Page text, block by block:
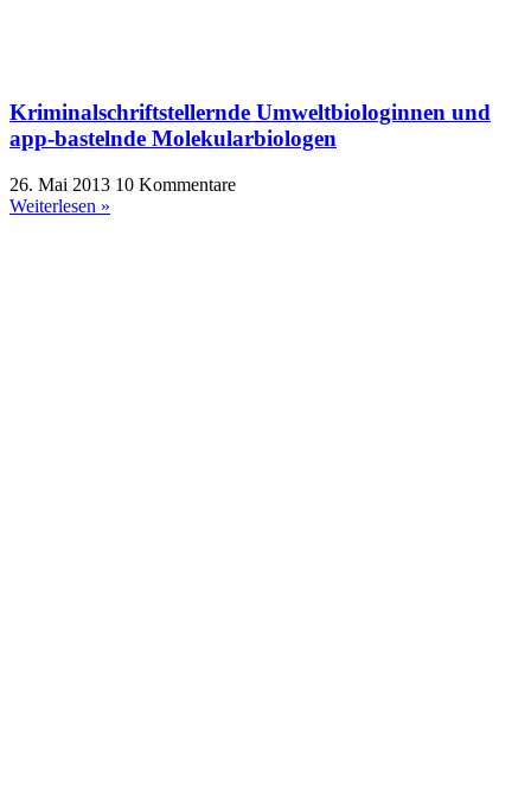
Kriminalschriftstellernde Umweltbiologinnen und
app-bastelnde Molekularbiologen
26. Mai 2013 10 Kommentare
Weiterlesen »